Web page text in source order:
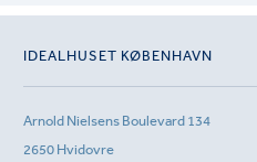
IDEALHUSET KØBENHAVN
Arnold Nielsens Boulevard 134
2650 Hvidovre